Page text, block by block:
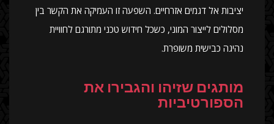
יציבות אל דגמים אזרחיים. השפעה זו העמיקה את הקשר בין
מסלולים לייצור המוני, כשכל חידוש טכני מתורגם לחוויית
נהיגה כבישית משופרת.
מותגים שזיהו והגבירו את
הספורטיביות